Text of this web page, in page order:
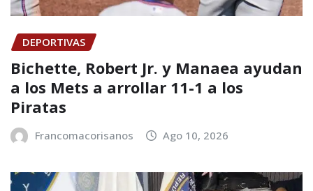
DEPORTIVAS
Bichette, Robert Jr. y Manaea ayudan
a los Mets a arrollar 11-1 a los
Piratas
Francomacorisanos Ago 10, 2026